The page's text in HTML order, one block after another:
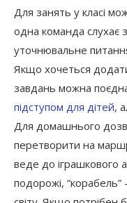
Для занять у класі
одна команда слухає
уточнювальне
Якщо хочеться
завдань можна
підступом для дітей,
Для домашнього
перетворити на
веде до іграшкового
подорожі,